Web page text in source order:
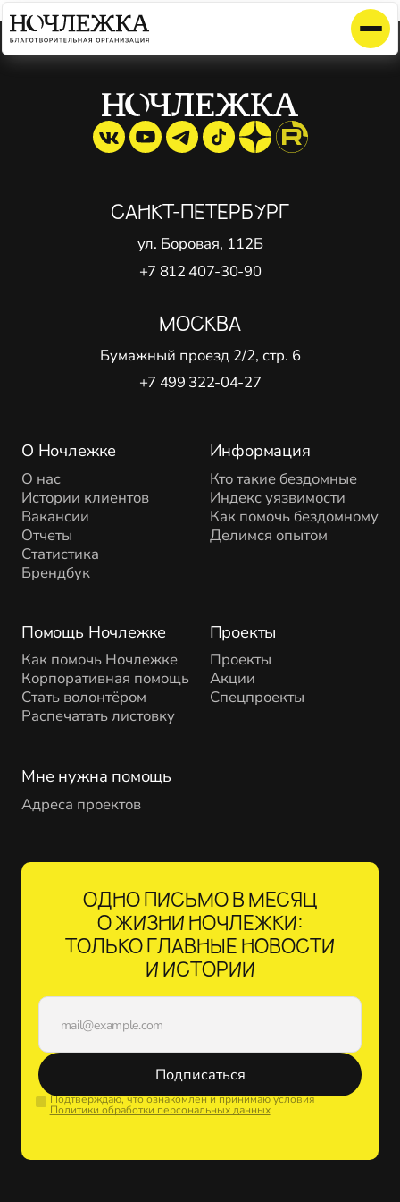
Элемент не найден!
О Ночлежке
О нас
Истории клиентов
Вакансии
Отчеты
Статистика
Брендбук
Помощь Ночлежке
Как помочь Ночлежке
Корпоративная помощь
Стать волонтёром
Распечатать листовку
Проекты
Проекты
Акции
Спецпроекты
Информация
Кто такие бездомные
Индекс уязвимости
Как помочь бездомному
Делимся опытом
Мне нужна помощь
Адреса проектов
САНКТ-ПЕТЕРБУРГ
ул. Боровая, 112Б
+7 812 407-30-90
МОСКВА
Бумажный проезд 2/2, стр. 6
+7 499 322-04-27
ОДНО ПИСЬМО В МЕСЯЦ
О ЖИЗНИ НОЧЛЕЖКИ:
ТОЛЬКО ГЛАВНЫЕ НОВОСТИ
И ИСТОРИИ
Подписаться
Подтверждаю, что ознакомлен и принимаю условия
Политики обработки персональных данных